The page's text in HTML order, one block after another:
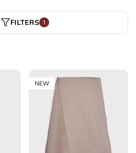
FILTERS 1
NEW